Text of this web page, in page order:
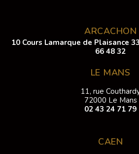
ARCACHON
10 Cours Lamarque de Plaisance
66 48 32
LE MANS
11, rue
72000 Le Mans
02 43 24 71 79
CAEN